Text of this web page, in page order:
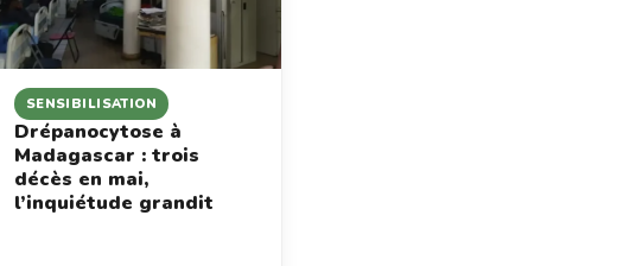
SENSIBILISATION
Drépanocytose à
Madagascar : trois
décès en mai,
l’inquiétude grandit